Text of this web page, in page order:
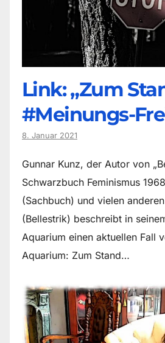
Link: „Zum
#Meinungs-
8. Januar 2021
Gunnar Kunz, der Autor von
Schwarzbuch Feminismus
(Sachbuch) und vielen
(Bellestrik) beschreibt in
Aquarium einen aktuellen Fall
Aquarium: Zum Stand…